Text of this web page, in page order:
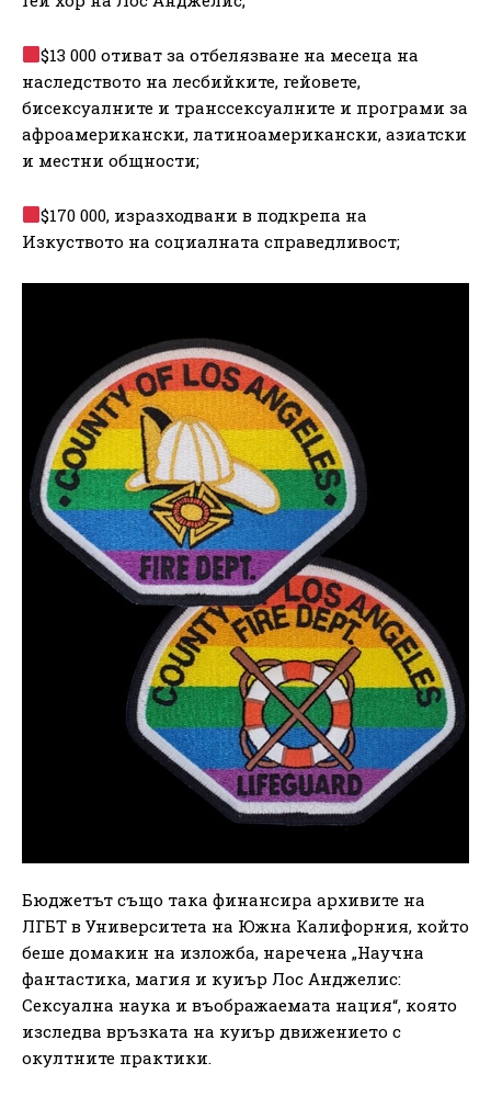
$13 000 отиват за отбелязване на месеца на
наследството на лесбийките, гейовете,
бисексуалните и транссексуалните и програми за
афроамерикански, латиноамерикански, азиатски
и местни общности;
$170 000, изразходвани в подкрепа на
Изкуството на социалната справедливост;
Бюджетът също така финансира архивите на
ЛГБТ в Университета на Южна Калифорния, който
беше домакин на изложба, наречена „Научна
фантастика, магия и куиър Лос Анджелис:
Сексуална наука и въображаемата нация“, която
изследва връзката на куиър движението с
окултните практики.